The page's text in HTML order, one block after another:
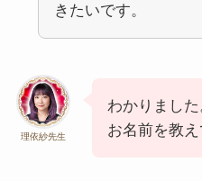
きたいです。
理依紗先生
わかりまし
お名前を教